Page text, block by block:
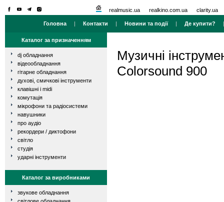
realmusic.ua realkino.com.ua clarity.ua
Головна | Контакти | Новини та події| Де купити?
Каталог за призначенням
dj обладнання
відеообладнання
гітарне обладнання
духові, смичкові інструменти
клавішні і midi
комутація
мікрофони та радіосистеми
навушники
про аудіо
рекордери / диктофони
світло
студія
ударні інструменти
Каталог за виробниками
звукове обладнання
Музичні
Colorsound 900